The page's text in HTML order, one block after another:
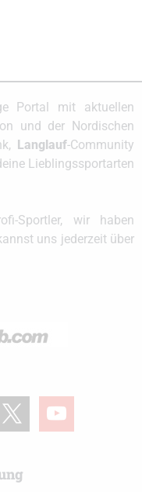
Portal mit aktuellen
und der Nordischen
Langlauf-Community
Lieblingssportarten
Sportler, wir haben
uns jederzeit über
youtube